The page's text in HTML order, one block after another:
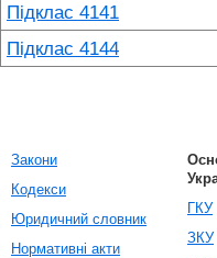
Підклас 4141
Підклас 4144
Закони
Кодекси
Юридичний словник
Нормативні акти
ГКУ
ЗКУ